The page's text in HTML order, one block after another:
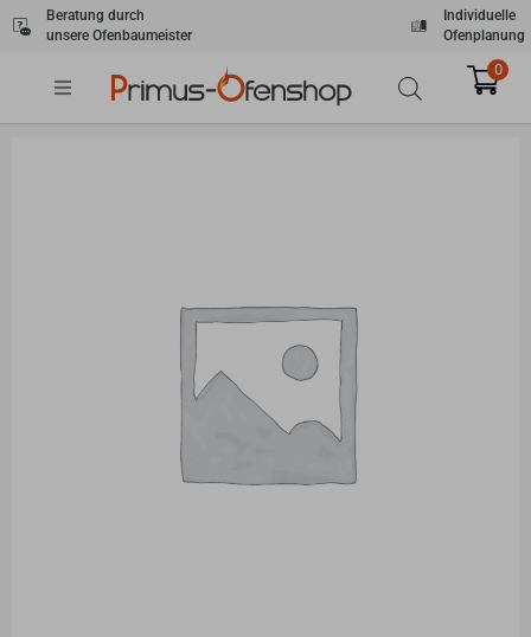
Zum
Inhalt
Beratung durch
unsere Ofenbaumeister
Individuelle
Ofenplanung
0